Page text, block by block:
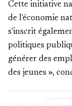
Cette initiative
de l'économie
s'inscrit
politiques
générer des
des jeunes »,